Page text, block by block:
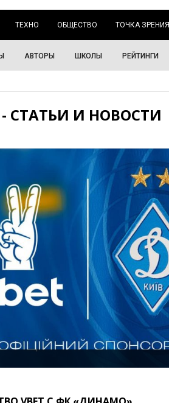
ТЕХНО ОБЩЕСТВО ТОЧКА ЗРЕНИЯ
АВТОРЫ ШКОЛЫ РЕЙТИНГИ
- СТАТЬИ И НОВОСТИ